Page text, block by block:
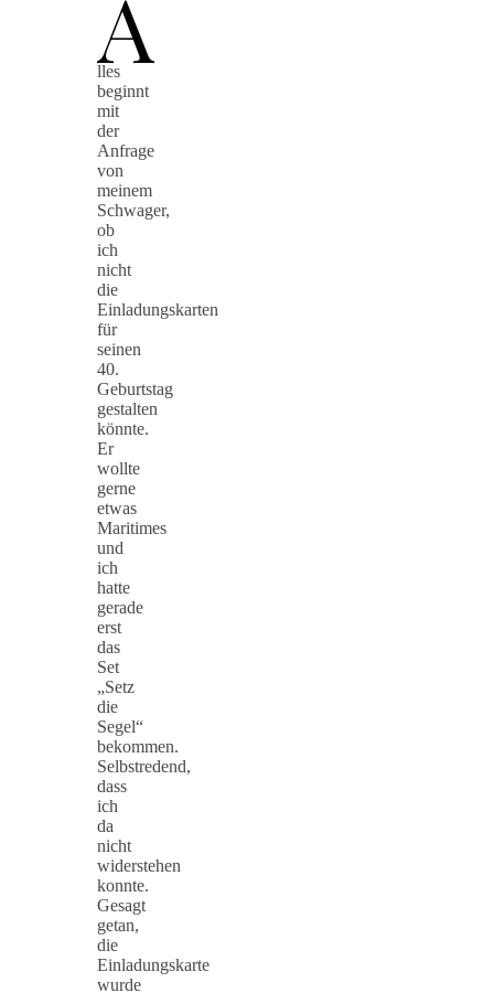
A
lles
beginnt
mit
der
Anfrage
von
meinem
Schwager,
ob
ich
nicht
die
Einladungskarten
für
seinen
40.
Geburtstag
gestalten
könnte.
Er
wollte
gerne
etwas
Maritimes
und
ich
hatte
gerade
erst
das
Set
„Setz
die
Segel“
bekommen.
Selbstredend,
dass
ich
da
nicht
widerstehen
konnte.
Gesagt
getan,
die
Einladungskarte
wurde